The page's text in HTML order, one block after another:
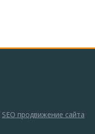
SEO продвижение сайта